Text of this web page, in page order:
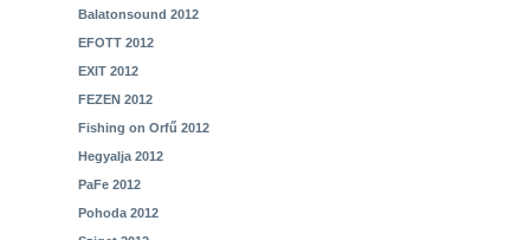
Balatonsound 2012
EFOTT 2012
EXIT 2012
FEZEN 2012
Fishing on Orfű 2012
Hegyalja 2012
PaFe 2012
Pohoda 2012